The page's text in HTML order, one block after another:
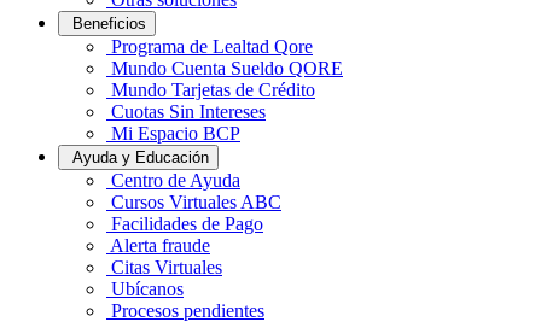
Beneficios
Programa de Lealtad Qore
Mundo Cuenta Sueldo QORE
Mundo Tarjetas de Crédito
Cuotas Sin Intereses
Mi Espacio BCP
Ayuda y Educación
Centro de Ayuda
Cursos Virtuales ABC
Facilidades de Pago
Alerta fraude
Citas Virtuales
Ubícanos
Procesos pendientes